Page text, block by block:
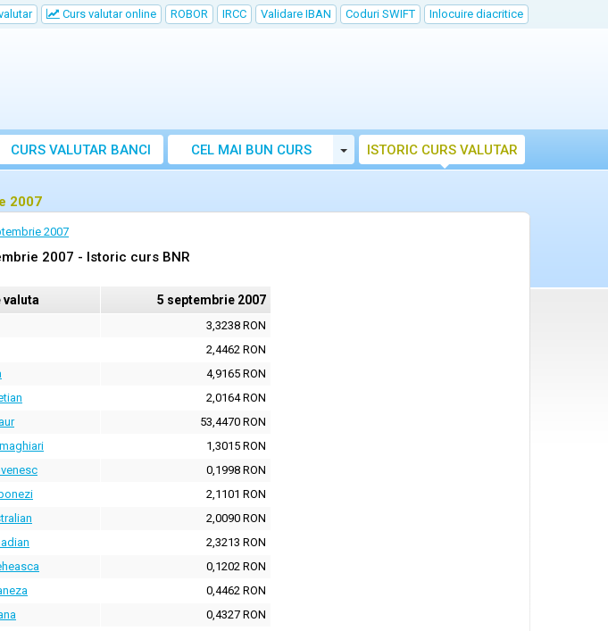
Curs valutar online ROBOR IRCC Validare IBAN Coduri SWIFT Inlocuire diacritice
CURS VALUTAR BANCI CEL MAI BUN CURS Toggle Dropdown
ISTORIC CURS VALUTAR
2007
2007
2007 - Istoric curs BNR
valuta 5 septembrie 2007
3,3238 RON
2,4462 RON
4,9165 RON
2,0164 RON
53,4470 RON
1,3015 RON
0,1998 RON
2,1101 RON
2,0090 RON
2,3213 RON
0,1202 RON
0,4462 RON
0,4327 RON